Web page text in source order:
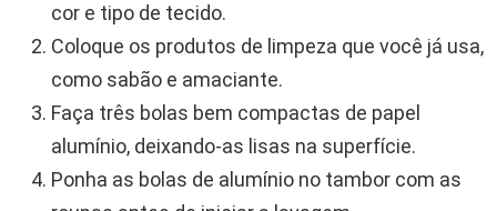
cor e tipo de tecido.
Coloque os produtos de limpeza que você já usa,
como sabão e amaciante.
Faça três bolas bem compactas de papel
alumínio, deixando-as lisas na superfície.
Ponha as bolas de alumínio no tambor com as